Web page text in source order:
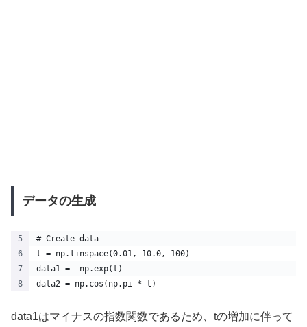
データの生成
# Create data
t = np.linspace(0.01, 10.0, 100)
data1 = -np.exp(t)
data2 = np.cos(np.pi * t)
data1はマイナスの指数関数であるため、tの増加に伴って